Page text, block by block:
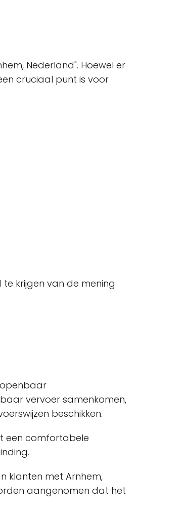
Nederland". Hoewel er
cruciaal punt is voor
te krijgen van de mening
openbaar
vervoer samenkomen,
beschikken.
een comfortabele
klanten met Arnhem,
aangenomen dat het